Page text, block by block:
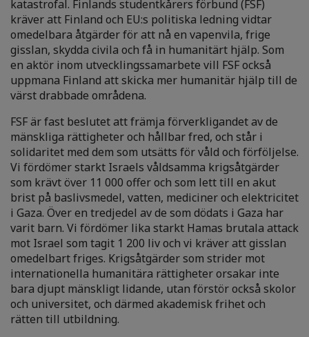
katastrofal. Finlands studentkårers förbund (FSF)
kräver att Finland och EU:s politiska ledning vidtar
omedelbara åtgärder för att nå en vapenvila, frige
gisslan, skydda civila och få in humanitärt hjälp. Som
en aktör inom utvecklingssamarbete vill FSF också
uppmana Finland att skicka mer humanitär hjälp till de
värst drabbade områdena.
FSF är fast beslutet att främja förverkligandet av de
mänskliga rättigheter och hållbar fred, och står i
solidaritet med dem som utsätts för våld och förföljelse.
Vi fördömer starkt Israels våldsamma krigsåtgärder
som krävt över 11 000 offer och som lett till en akut
brist på baslivsmedel, vatten, mediciner och elektricitet
i Gaza. Över en tredjedel av de som dödats i Gaza har
varit barn. Vi fördömer lika starkt Hamas brutala attack
mot Israel som tagit 1 200 liv och vi kräver att gisslan
omedelbart friges. Krigsåtgärder som strider mot
internationella humanitära rättigheter orsakar inte
bara djupt mänskligt lidande, utan förstör också skolor
och universitet, och därmed akademisk frihet och
rätten till utbildning.